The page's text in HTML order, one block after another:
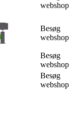
webshop
Besøg
webshop
Besøg
webshop
Besøg
webshop